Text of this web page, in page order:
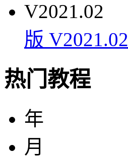
版 V2021.02
热门教程
年
月